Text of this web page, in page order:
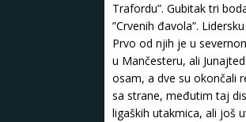
Trafordu”. Gubitak tri
”Crvenih đavola”.
Prvo od njih je u
u Mančesteru, ali
osam, a dve su okončali
sa strane, međutim taj
ligaških utakmica, ali još